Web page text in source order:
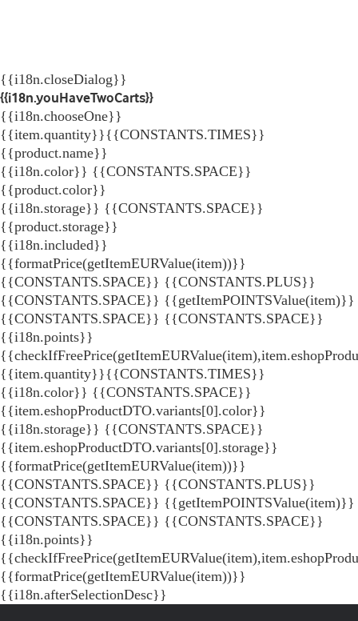
{{i18n.closeDialog}}
{{i18n.youHaveTwoCarts}}
{{i18n.chooseOne}}
{{item.quantity}}{{CONSTANTS.TIMES}}
{{product.name}}
{{i18n.color}} {{CONSTANTS.SPACE}}
{{product.color}}
{{i18n.storage}} {{CONSTANTS.SPACE}}
{{product.storage}}
{{i18n.included}}
{{formatPrice(getItemEURValue(item))}}
{{CONSTANTS.SPACE}} {{CONSTANTS.PLUS}}
{{CONSTANTS.SPACE}} {{getItemPOINTSValue(item)}}
{{CONSTANTS.SPACE}} {{CONSTANTS.SPACE}}
{{i18n.points}}
{{item.quantity}}{{CONSTANTS.TIMES}}
{{i18n.color}} {{CONSTANTS.SPACE}}
{{item.eshopProductDTO.variants[0].color}}
{{i18n.storage}} {{CONSTANTS.SPACE}}
{{item.eshopProductDTO.variants[0].storage}}
{{formatPrice(getItemEURValue(item))}}
{{CONSTANTS.SPACE}} {{CONSTANTS.PLUS}}
{{CONSTANTS.SPACE}} {{getItemPOINTSValue(item)}}
{{CONSTANTS.SPACE}} {{CONSTANTS.SPACE}}
{{i18n.points}}
{{formatPrice(getItemEURValue(item))}}
{{i18n.afterSelectionDesc}}